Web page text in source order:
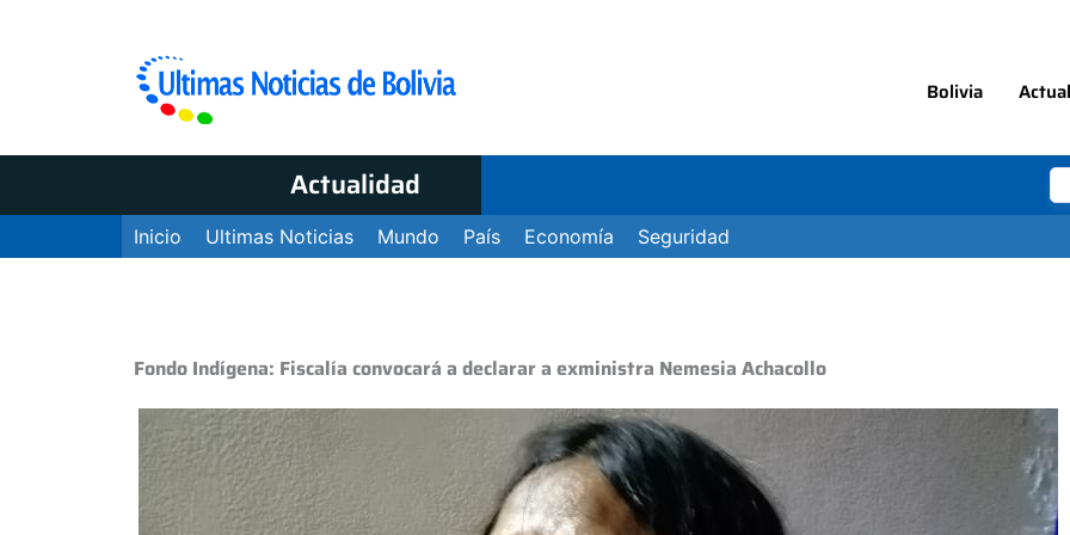
Bolivia
Actualidad
Inicio Ultimas Noticias Mundo País Economía Seguridad
Fondo Indígena: Fiscalía convocará a declarar a exministra Nemesia Achacollo